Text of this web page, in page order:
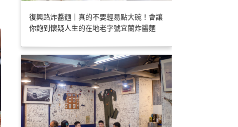
復興路炸醬麵｜真的不要輕易點大碗！會讓
你飽到懷疑人生的在地老字號宜蘭炸醬麵